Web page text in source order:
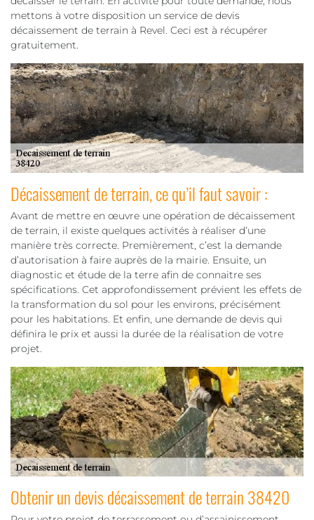
mettons à votre disposition un service de devis
décaissement de terrain à Revel. Ceci est à récupérer
gratuitement.
Décaissement de terrain, ce qu’il faut savoir :
Avant de mettre en œuvre une opération de décaissement
de terrain, il existe quelques activités à réaliser d’une
manière très correcte. Premièrement, c’est la demande
d’autorisation à faire auprès de la mairie. Ensuite, un
diagnostic et étude de la terre afin de connaitre ses
spécifications. Cet approfondissement prévient les effets de
la transformation du sol pour les environs, précisément
pour les habitations. Et enfin, une demande de devis qui
définira le prix et aussi la durée de la réalisation de votre
projet.
Obtenir un devis décaissement de terrain 38420